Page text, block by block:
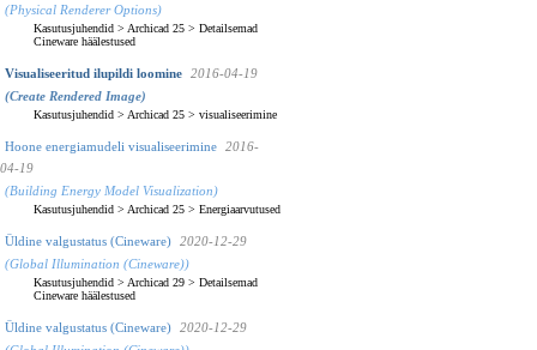
(Physical Renderer Options)
Kasutusjuhendid > Archicad 25 > Detailsemad
Cineware häälestused
Visualiseeritud ilupildi loomine
2016-04-19
(Create Rendered Image)
Kasutusjuhendid > Archicad 25 > visualiseerimine
Hoone energiamudeli visualiseerimine
2016-
04-19
(Building Energy Model Visualization)
Kasutusjuhendid > Archicad 25 > Energiaarvutused
Üldine valgustatus (Cineware)
2020-12-29
(Global Illumination (Cineware))
Kasutusjuhendid > Archicad 29 > Detailsemad
Cineware häälestused
Üldine valgustatus (Cineware)
2020-12-29